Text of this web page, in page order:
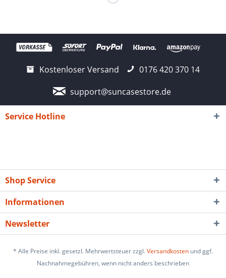
Kostenloser Versand
0176 420 370 14
support@suncasestore.de
Service Hotline
Shop Service
Informationen
Newsletter
* Alle Preise inkl. gesetzl. Mehrwertsteuer zzgl.Versandkosten und ggf.
Nachnahmegebühren, wenn nicht anders beschrieben